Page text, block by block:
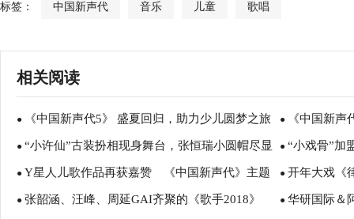
标签： 中国新声代 音乐 儿童 歌唱
相关阅读
● 《中国新声代5》 盛夏回归，助力少儿圆梦之旅 ● 《中国新
● “小许仙”古装扮相现身舞台，张恒瑞小圆帽尽显
活泼运动风
● “小戏骨”加
声
● Y星人儿歌作品再获嘉赞 《中国新声代》主题
曲惊艳梦想舞台
● 开年大戏《
粉色人生
● 张韶涵、汪峰、周延GAI齐聚的《歌手2018》 ● 华研国际＆